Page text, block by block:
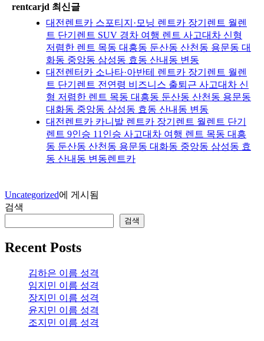
rentcarjd 최신글
대전렌트카 스포티지·모닝 렌트카 장기렌트 월렌
트 단기렌트 SUV 경차 여행 렌트 사고대차 신형
저렴한 렌트 목동 대흥동 둔산동 산천동 용문동 대
화동 중앙동 삼성동 효동 산내동 변동
대전렌터카 소나타·아반테 렌트카 장기렌트 월렌
트 단기렌트 전연령 비즈니스 출퇴근 사고대차 신
형 저렴한 렌트 목동 대흥동 둔산동 산천동 용문동
대화동 중앙동 삼성동 효동 산내동 변동
대전렌트카 카니발 렌트카 장기렌트 월렌트 단기
렌트 9인승 11인승 사고대차 여행 렌트 목동 대흥
동 둔산동 산천동 용문동 대화동 중앙동 삼성동 효
동 산내동 변동렌트카
Uncategorized에 게시됨
검색
검색
Recent Posts
김하은 이름 성격
임지민 이름 성격
장지민 이름 성격
윤지민 이름 성격
조지민 이름 성격